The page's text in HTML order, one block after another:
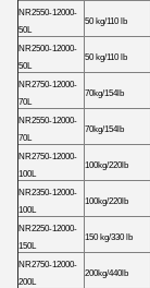
NR2550-12000-
50L
50 kg/110 lb
NR2500-12000-
50L
50 kg/110 lb
NR2750-12000-
70L
70kg/154lb
NR2550-12000-
70L
70kg/154lb
NR2750-12000-
100L
100kg/220lb
NR2350-12000-
100L
100kg/220lb
NR2250-12000-
150L
150 kg/330 lb
NR2750-12000-
200L
200kg/440lb